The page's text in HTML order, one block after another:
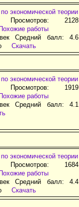
экономической теории
2128
работы
Средний балл: 4.6
Скачать
экономической теории
1919
работы
Средний балл: 4.1
экономической теории
1684
работы
Средний балл: 4.4
Скачать